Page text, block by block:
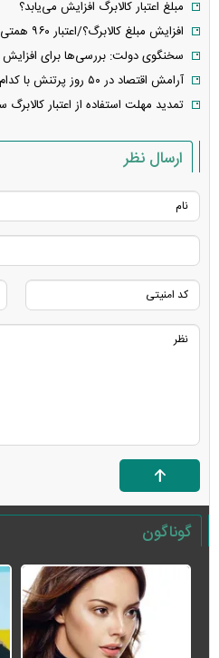
مبلغ اعتبار کالابرگ افزایش می‌یابد؟
افزایش مبلغ کالابرگ؟/اعتبار ۹۶۰ همتی برای تامین منابع مالی
سخنگوی دولت: بررسی‌ها برای افزایش
آرامش اقتصاد در ۵۰ روز پرتنش با کدام تدابیر اتفاق افتاد؟
تمدید مهلت استفاده از اعتبار
ارسال نظر
گوناگون